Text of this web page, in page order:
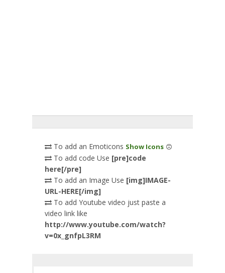
To add an Emoticons Show Icons
To add code Use [pre]code
here[/pre]
To add an Image Use [img]IMAGE-
URL-HERE[/img]
To add Youtube video just paste a
video link like
http://www.youtube.com/watch?
v=0x_gnfpL3RM